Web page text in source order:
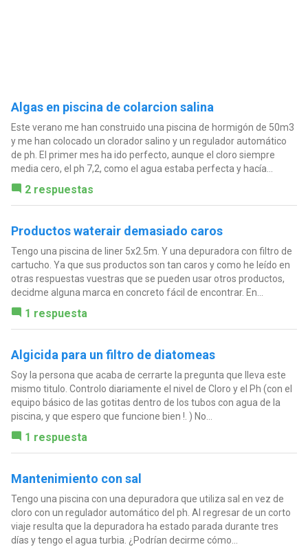
Algas en piscina de colarcion salina
Este verano me han construido una piscina de hormigón de 50m3
y me han colocado un clorador salino y un regulador automático
de ph. El primer mes ha ido perfecto, aunque el cloro siempre
media cero, el ph 7,2, como el agua estaba perfecta y hacía...
2 respuestas
Productos waterair demasiado caros
Tengo una piscina de liner 5x2.5m. Y una depuradora con filtro de
cartucho. Ya que sus productos son tan caros y como he leído en
otras respuestas vuestras que se pueden usar otros productos,
decidme alguna marca en concreto fácil de encontrar. En...
1 respuesta
Algicida para un filtro de diatomeas
Soy la persona que acaba de cerrarte la pregunta que lleva este
mismo titulo. Controlo diariamente el nivel de Cloro y el Ph (con el
equipo básico de las gotitas dentro de los tubos con agua de la
piscina, y que espero que funcione bien !. ) No...
1 respuesta
Mantenimiento con sal
Tengo una piscina con una depuradora que utiliza sal en vez de
cloro con un regulador automático del ph. Al regresar de un corto
viaje resulta que la depuradora ha estado parada durante tres
días y tengo el agua turbia. ¿Podrían decirme cómo...